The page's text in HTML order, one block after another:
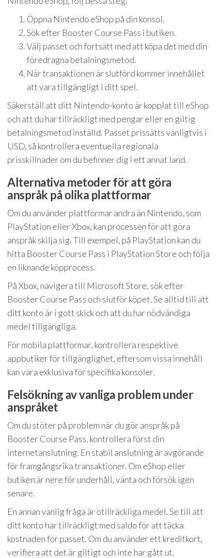
Öppna Nintendo eShop på din konsol.
Sök efter Booster Course Pass i butiken.
Välj passet och fortsätt med att köpa det med din
föredragna betalningsmetod.
När transaktionen är slutförd kommer innehållet
att vara tillgängligt i ditt spel.
Säkerställ att ditt Nintendo-konto är kopplat till eShop
och att du har tillräckligt med pengar eller en giltig
betalningsmetod inställd. Passet prissätts vanligtvis i
USD, så kontrollera eventuella regionala
prisskillnader om du befinner dig i ett annat land.
Alternativa metoder för att göra
anspråk på olika plattformar
Om du använder plattformar andra än Nintendo, som
PlayStation eller Xbox, kan processen för att göra
anspråk skilja sig. Till exempel, på PlayStation kan du
hitta Booster Course Pass i PlayStation Store och följa
en liknande köpprocess.
På Xbox, navigera till Microsoft Store, sök efter
Booster Course Pass och slutför köpet. Se alltid till att
ditt konto är i gott skick och att du har nödvändiga
medel tillgängliga.
För mobila plattformar, kontrollera respektive
appbutiker för tillgänglighet, eftersom vissa innehåll
kan vara exklusiva för specifika konsoler.
Felsökning av vanliga problem under
anspråket
Om du stöter på problem när du gör anspråk på
Booster Course Pass, kontrollera först din
internetanslutning. En stabil anslutning är avgörande
för framgångsrika transaktioner. Om eShop eller
butiken är nere för underhåll, vänta och försök igen
senare.
En annan vanlig fråga är otillräckliga medel. Se till att
ditt konto har tillräckligt med saldo för att täcka
kostnaden för passet. Om du använder ett kreditkort,
verifiera att det är giltigt och inte har gått ut.